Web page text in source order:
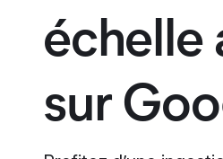
échelle
sur